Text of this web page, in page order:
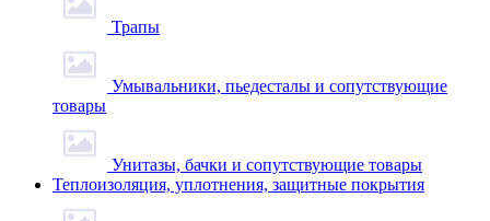
Трапы
Умывальники, пьедесталы и сопутствующие
товары
Унитазы, бачки и сопутствующие товары
Теплоизоляция, уплотнения, защитные покрытия